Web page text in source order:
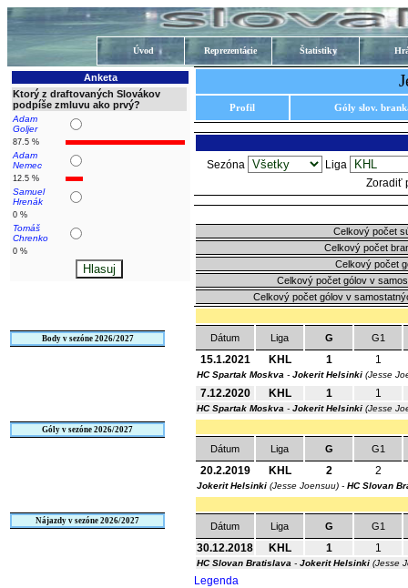
Úvod Reprezentácie Štatistiky
Anketa
Ktorý z draftovaných Slovákov
podpíše zmluvu ako prvý?
Adam
Goljer
87.5 %
Adam
Nemec
12.5 %
Samuel
Hrenák
0 %
Tomáš
Chrenko
0 %
Body v sezóne 2026/2027
Góly v sezóne 2026/2027
Nájazdy v sezóne 2026/2027
Profil Góly slov.
Sezóna
Liga
Zoradiť
Celkový počet
Celkový počet
Celkový počet
Celkový počet gólov v
Celkový počet gólov v
Dátum Liga G G1
15.1.2021 KHL 1 1
HC Spartak Moskva - Jokerit Helsinki (Jesse
7.12.2020 KHL 1 1
HC Spartak Moskva - Jokerit Helsinki (Jesse
Dátum Liga G G1
20.2.2019 KHL 2 2
Jokerit Helsinki (Jesse Joensuu) - HC Slovan
Dátum Liga G G1
30.12.2018 KHL 1 1
HC Slovan Bratislava - Jokerit Helsinki (Jesse
Legenda